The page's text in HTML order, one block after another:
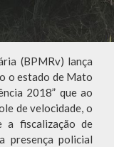
(BPMRv) lança
o estado de Mato
2018” que ao
de velocidade, o
a fiscalização de
presença policial